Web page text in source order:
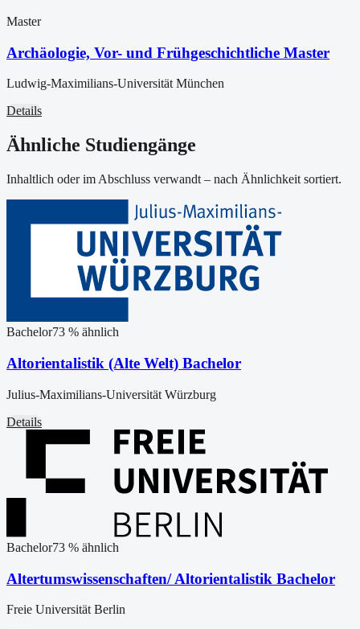
Master
Archäologie, Vor- und Frühgeschichtliche Master
Ludwig-Maximilians-Universität München
Details
Ähnliche Studiengänge
Inhaltlich oder im Abschluss verwandt – nach Ähnlichkeit sortiert.
Bachelor73 % ähnlich
Altorientalistik (Alte Welt) Bachelor
Julius-Maximilians-Universität Würzburg
Details
Bachelor73 % ähnlich
Altertumswissenschaften/ Altorientalistik Bachelor
Freie Universität Berlin